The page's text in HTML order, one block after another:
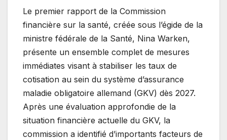
Le premier rapport de la Commission
financière sur la santé, créée sous l’égide de la
ministre fédérale de la Santé, Nina Warken,
présente un ensemble complet de mesures
immédiates visant à stabiliser les taux de
cotisation au sein du système d’assurance
maladie obligatoire allemand (GKV) dès 2027.
Après une évaluation approfondie de la
situation financière actuelle du GKV, la
commission a identifié d’importants facteurs de